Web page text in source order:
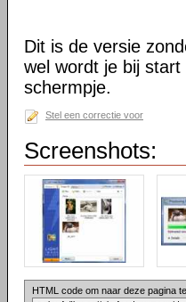
Dit is de versie
wel wordt je bij
schermpje.
Stel een correctie voor
Screenshots:
HTML code om naar deze pagina